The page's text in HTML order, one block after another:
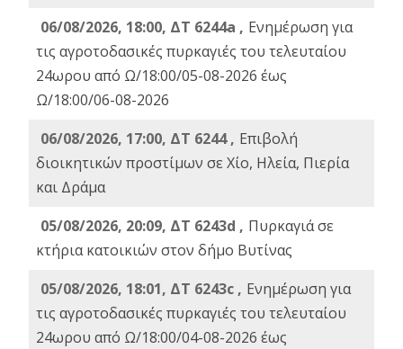
06/08/2026, 18:00, ΔΤ 6244a , Ενημέρωση για
τις αγροτοδασικές πυρκαγιές του τελευταίου
24ωρου από Ω/18:00/05-08-2026 έως
Ω/18:00/06-08-2026
06/08/2026, 17:00, ΔΤ 6244 , Επιβολή
διοικητικών προστίμων σε Χίο, Ηλεία, Πιερία
και Δράμα
05/08/2026, 20:09, ΔΤ 6243d , Πυρκαγιά σε
κτήρια κατοικιών στον δήμο Βυτίνας
05/08/2026, 18:01, ΔΤ 6243c , Ενημέρωση για
τις αγροτοδασικές πυρκαγιές του τελευταίου
24ωρου από Ω/18:00/04-08-2026 έως